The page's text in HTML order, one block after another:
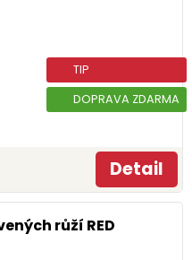
TIP
DOPRAVA ZDARMA
Detail
růží RED